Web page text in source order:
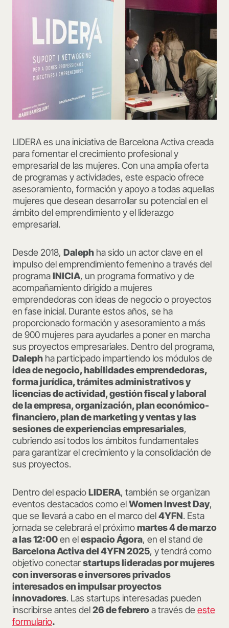
LIDERA es una iniciativa de Barcelona Activa creada
para fomentar el crecimiento profesional y
empresarial de las mujeres. Con una amplia oferta
de programas y actividades, este espacio ofrece
asesoramiento, formación y apoyo a todas aquellas
mujeres que desean desarrollar su potencial en el
ámbito del emprendimiento y el liderazgo
empresarial.
Desde 2018, Daleph ha sido un actor clave en el
impulso del emprendimiento femenino a través del
programaINICIA, un programa formativo y de
acompañamiento dirigido a mujeres
emprendedoras con ideas de negocio o proyectos
en fase inicial. Durante estos años, se ha
proporcionado formación y asesoramiento a más
de 900 mujeres para ayudarles a poner en marcha
sus proyectos empresariales. Dentro del programa,
Daleph ha participado impartiendo los módulos de
idea de negocio, habilidades emprendedoras,
forma jurídica, trámites administrativos y
licencias de actividad, gestión fiscal y laboral
de la empresa, organización, plan económico-
financiero, plan de marketing y ventas y las
sesiones de experiencias empresariales,
cubriendo así todos los ámbitos fundamentales
para garantizar el crecimiento y la consolidación de
sus proyectos.
Dentro del espacioLIDERA, también se organizan
eventos destacados como elWomen Invest Day,
que se llevará a cabo en el marco del4YFN. Esta
jornada se celebrará el próximomartes 4 de marzo
a las 12:00en elespacio Ágora, en el stand de
Barcelona Activa del 4YFN 2025, y tendrá como
objetivo conectarstartups lideradas por mujeres
con inversoras e inversores privados
interesados en impulsar proyectos
innovadores. Las startups interesadas pueden
inscribirse antes del26 de febreroa través de este
formulario.